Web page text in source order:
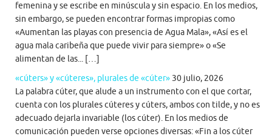
femenina y se escribe en minúscula y sin espacio. En los medios,
sin embargo, se pueden encontrar formas impropias como
«Aumentan las playas con presencia de Agua Mala», «Así es el
agua mala caribeña que puede vivir para siempre» o «Se
alimentan de las... […]
«cúters» y «cúteres», plurales de «cúter» 30 julio, 2026
La palabra cúter, que alude a un instrumento con el que cortar,
cuenta con los plurales cúteres y cúters, ambos con tilde, y no es
adecuado dejarla invariable (los cúter). En los medios de
comunicación pueden verse opciones diversas: «Fin a los cúter